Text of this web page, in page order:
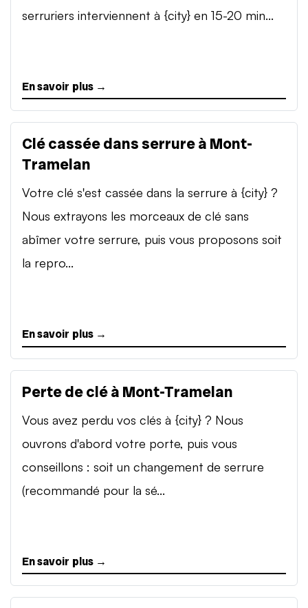
serruriers interviennent à {city} en 15-20 min...
En savoir plus →
Clé cassée dans serrure à Mont-
Tramelan
Votre clé s'est cassée dans la serrure à {city} ?
Nous extrayons les morceaux de clé sans
abîmer votre serrure, puis vous proposons soit
la repro...
En savoir plus →
Perte de clé à Mont-Tramelan
Vous avez perdu vos clés à {city} ? Nous
ouvrons d'abord votre porte, puis vous
conseillons : soit un changement de serrure
(recommandé pour la sé...
En savoir plus →